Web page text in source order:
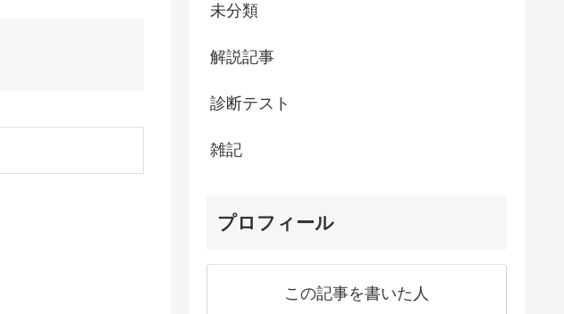
未分類
解説記事
診断テスト
雑記
プロフィール
この記事を書いた人